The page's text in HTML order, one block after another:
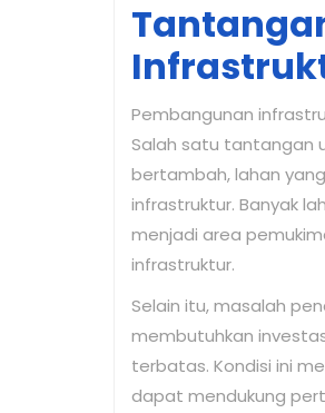
Pembangunan
Salah satu tantangan
bertambah, lahan
infrastruktur. Banyak
menjadi area
infrastruktur.
Selain itu, masalah
membutuhkan
terbatas. Kondisi ini
dapat mendukung